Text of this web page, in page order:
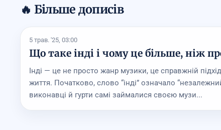
🔥 Більше дописів
5 трав. '25, 03:00
Що таке інді і чому це більше, ніж
Інді — це не просто жанр музики, це справжній
життя. Початково, слово “інді” означало
виконавці й гурти самі займалися своєю музи...